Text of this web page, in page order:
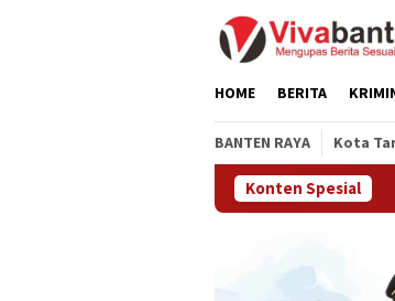
HOME BERITA
BANTEN RAYA Kota
Konten Spesial